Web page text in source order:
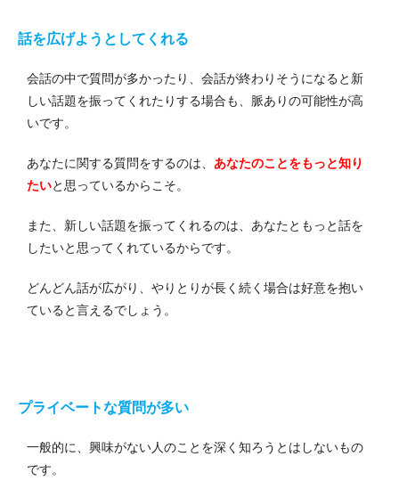
話を広げようとしてくれる
会話の中で質問が多かったり、会話が終わりそうになると新
しい話題を振ってくれたりする場合も、脈ありの可能性が高
いです。
あなたに関する質問をするのは、 あなたのことをもっと知り
たいと思っているからこそ。
また、新しい話題を振ってくれるのは、あなたともっと話を
したいと思ってくれているからです。
どんどん話が広がり、やりとりが長く続く場合は好意を抱い
ていると言えるでしょう。
プライベートな質問が多い
一般的に、興味がない人のことを深く知ろうとはしないもの
です。